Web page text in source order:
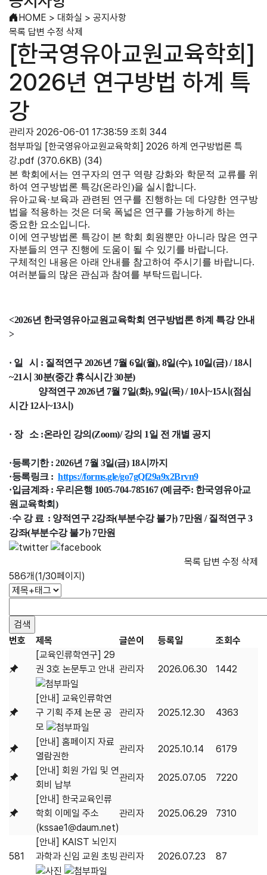
HOME > 대화실 > 공지사항
목록 답변 수정 삭제
[한국영유아교원교육학회]
2026년 연구방법 하계 특
강
관리자 2026-06-01 17:38:59 조회 344
첨부파일 [한국영유아교원교육학회] 2026 하계 연구방법론 특
강.pdf (370.6KB) (34)
본 학회에서는 연구자의 연구 역량 강화와 학문적 교류를 위
하여 연구방법론 특강(온라인)을 실시합니다.
유아교육·보육과 관련된 연구를 진행하는 데 다양한 연구방
법을 적용하는 것은 더욱 폭넓은 연구를 가능하게 하는
중요한 요소입니다.
이에 연구방법론 특강이 본 학회 회원뿐만 아니라 많은 연구
자분들의 연구 진행에 도움이 될 수 있기를 바랍니다.
구체적인 내용은 아래 안내를 참고하여 주시기를 바랍니다.
여러분들의 많은 관심과 참여를 부탁드립니다.
<2026년 한국영유아교원교육학회 연구방법론 하계 특강 안내
>
· 일 시 : 질적연구 2026년 7월 6일(월), 8일(수), 10일(금) /18시
~21시 30분(중간 휴식시간 30분)
양적연구 2026년 7월 7일(화), 9일(목) / 10시~15시(점심
시간 12시~13시)
· 장 소:온라인 강의(Zoom)/ 강의 1일 전 개별 공지
·등록기한 : 2026년 7월 3일(금) 18시까지
·등록링크 : https://forms.gle/go7gQf29a9x2Brvn9
·입금계좌: 우리은행 1005-704-785167 (예금주: 한국영유아교
원교육학회)
·수 강 료 : 양적연구 2강좌(부분수강 불가) 7만원 /질적연구 3
강좌(부분수강 불가) 7만원
목록 답변 수정 삭제
586개(1/30페이지)
번호 제목 글쓴이 등록일
조회수
[교육인류학연구] 29
권 3호 논문투고 안내 관리자 2026.06.30 1442
[안내] 교육인류학연
구 기획 주제 논문 공
모
관리자 2025.12.30 4363
[안내] 홈페이지 자료
열람권한
관리자 2025.10.14
6179
[안내] 회원 가입 및 연
회비 납부
관리자 2025.07.05
7220
[안내] 한국교육인류
학회 이메일 주소
(kssae1@daum.net)
관리자 2025.06.29 7310
581
[안내] KAIST 뇌인지
과학과 신임 교원 초빙 관리자 2026.07.23 87